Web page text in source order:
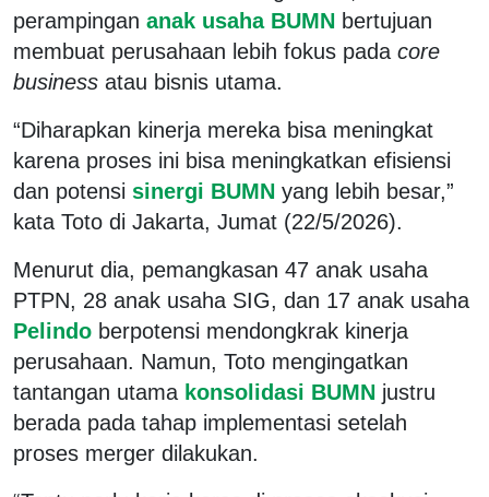
perampingan anak usaha BUMN bertujuan
membuat perusahaan lebih fokus pada core
business atau bisnis utama.
“Diharapkan kinerja mereka bisa meningkat
karena proses ini bisa meningkatkan efisiensi
dan potensi sinergi BUMN yang lebih besar,”
kata Toto di Jakarta, Jumat (22/5/2026).
Menurut dia, pemangkasan 47 anak usaha
PTPN, 28 anak usaha SIG, dan 17 anak usaha
Pelindo berpotensi mendongkrak kinerja
perusahaan. Namun, Toto mengingatkan
tantangan utama konsolidasi BUMN justru
berada pada tahap implementasi setelah
proses merger dilakukan.